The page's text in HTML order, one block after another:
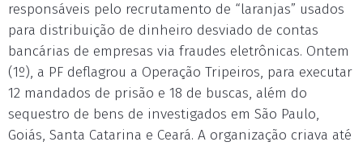
responsáveis pelo recrutamento de “laranjas” usados
para distribuição de dinheiro desviado de contas
bancárias de empresas via fraudes eletrônicas. Ontem
(1º), a PF deflagrou a Operação Tripeiros, para executar
12 mandados de prisão e 18 de buscas, além do
sequestro de bens de investigados em São Paulo,
Goiás, Santa Catarina e Ceará. A organização criava até